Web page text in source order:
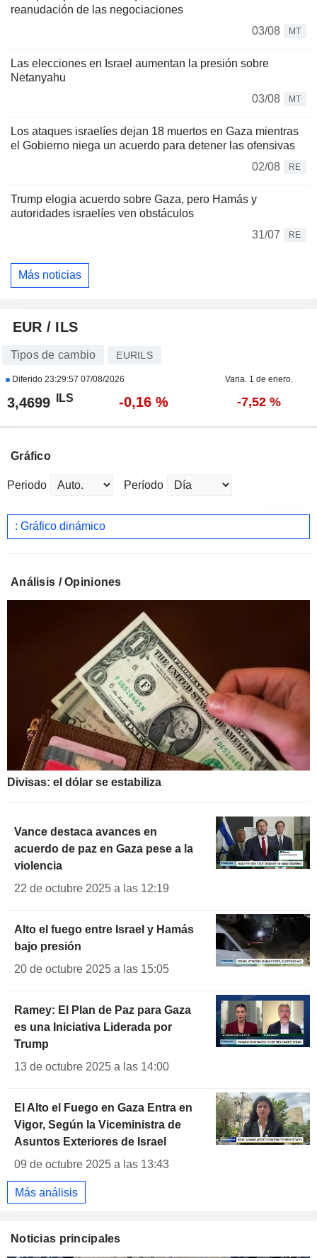
reanudación de las negociaciones
03/08
MT
Las elecciones en Israel aumentan la presión sobre
Netanyahu
03/08
MT
Los ataques israelíes dejan 18 muertos en Gaza mientras
el Gobierno niega un acuerdo para detener las ofensivas
02/08
RE
Trump elogia acuerdo sobre Gaza, pero Hamás y
autoridades israelíes ven obstáculos
31/07
RE
Más noticias
EUR / ILS
Tipos de cambio EURILS
Diferido 23:29:57 07/08/2026 Varia. 1 de enero.
3,4699 ILS -0,16 % -7,52 %
Gráfico
Periodo Período
: Gráfico dinámico
Análisis / Opiniones
Divisas: el dólar se estabiliza
Vance destaca avances en
acuerdo de paz en Gaza pese a la
violencia
22 de octubre 2025 a las 12:19
Alto el fuego entre Israel y Hamás
bajo presión
20 de octubre 2025 a las 15:05
Ramey: El Plan de Paz para Gaza
es una Iniciativa Liderada por
Trump
13 de octubre 2025 a las 14:00
El Alto el Fuego en Gaza Entra en
Vigor, Según la Viceministra de
Asuntos Exteriores de Israel
09 de octubre 2025 a las 13:43
Más análisis
Noticias principales